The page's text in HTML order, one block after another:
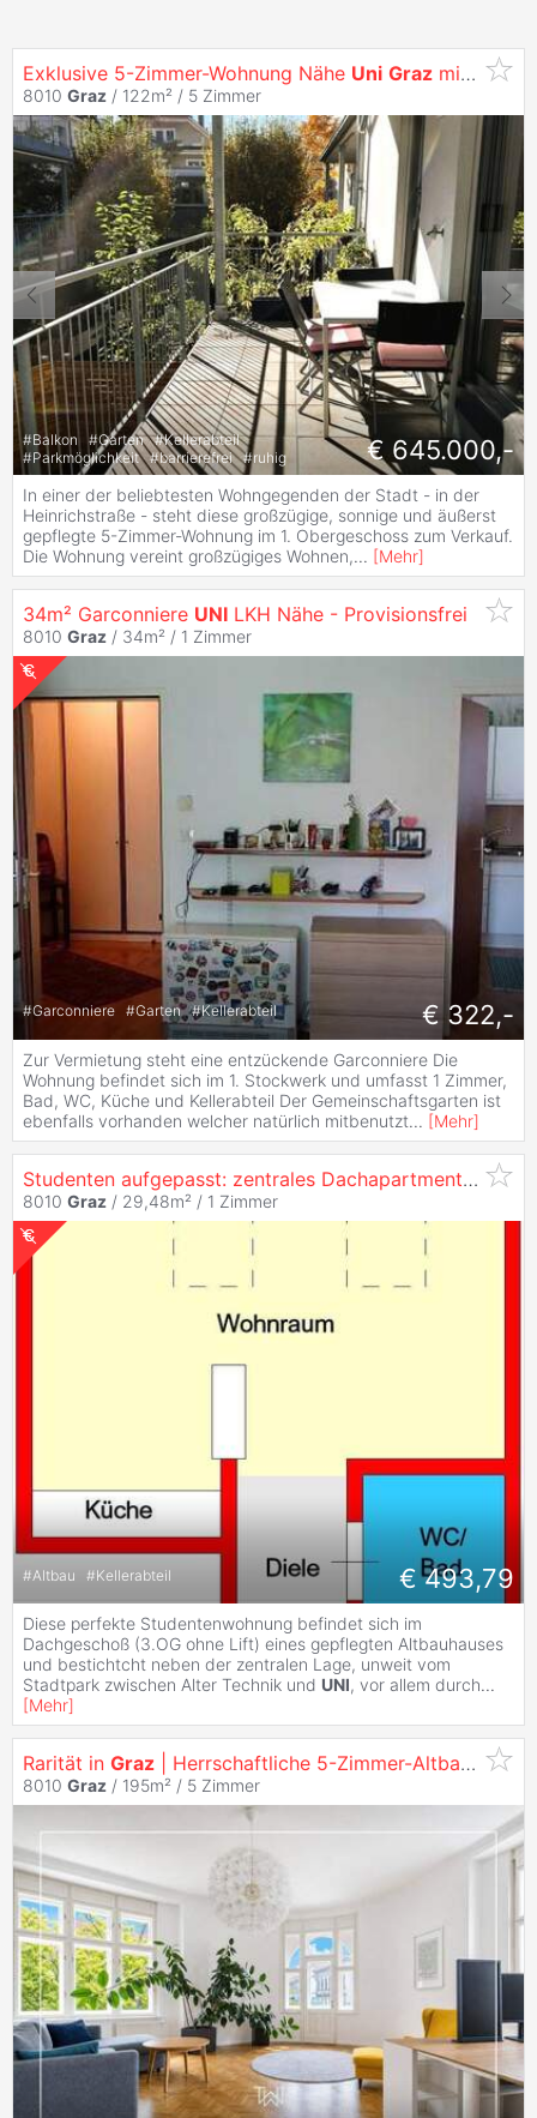
Exklusive 5-Zimmer-Wohnung Nähe Uni Graz mit 2 Balkonen und Tg-Platz zu Verkaufen!
8010 Graz / 122m² / 5 Zimmer
#Balkon #Garten #Kellerabteil
#Parkmöglichkeit #barrierefrei #ruhig € 645.000,-
In einer der beliebtesten Wohngegenden der Stadt - in der
Heinrichstraße - steht diese großzügige, sonnige und äußerst
gepflegte 5-Zimmer-Wohnung im 1. Obergeschoss zum Verkauf.
Die Wohnung vereint großzügiges Wohnen,... [Mehr]
34m² Garconniere UNI LKH Nähe - Provisionsfrei
8010 Graz / 34m² / 1 Zimmer
#Garconniere #Garten #Kellerabteil € 322,-
Zur Vermietung steht eine entzückende Garconniere Die
Wohnung befindet sich im 1. Stockwerk und umfasst 1 Zimmer,
Bad, WC, Küche und Kellerabteil Der Gemeinschaftsgarten ist
ebenfalls vorhanden welcher natürlich mitbenutzt... [Mehr]
Studenten aufgepasst: zentrales Dachapartment in Bestlage zwischen Alter Technik und
8010 Graz / 29,48m² / 1 Zimmer
#Altbau #Kellerabteil € 493,79
Diese perfekte Studentenwohnung befindet sich im
Dachgeschoß (3.OG ohne Lift) eines gepflegten Altbauhauses
und bestichtcht neben der zentralen Lage, unweit vom
Stadtpark zwischen Alter Technik und UNI, vor allem durch...
[Mehr]
Rarität in Graz | Herrschaftliche 5-Zimmer-Altbauwohnung mit Loggia und Balkon im Herz-Jesu-
8010 Graz / 195m² / 5 Zimmer